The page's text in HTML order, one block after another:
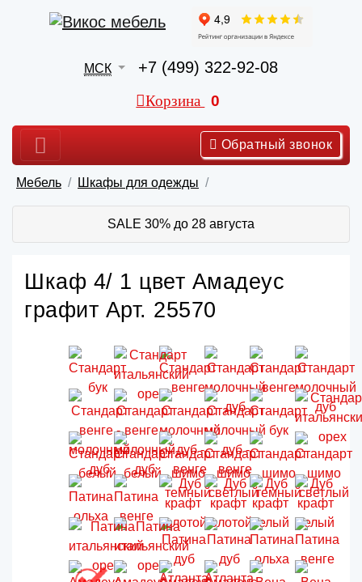
МСК +7 (499) 322-92-08
Корзина 0
Обратный звонок
Мебель Шкафы для одежды
SALE 30% до 28 августа
Шкаф 4/ 1 цвет Амадеус
графит Арт. 25570